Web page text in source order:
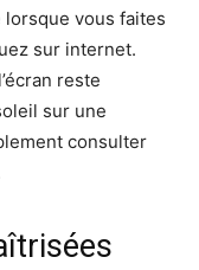
vous faites
sur internet.
reste
sur une
consulter